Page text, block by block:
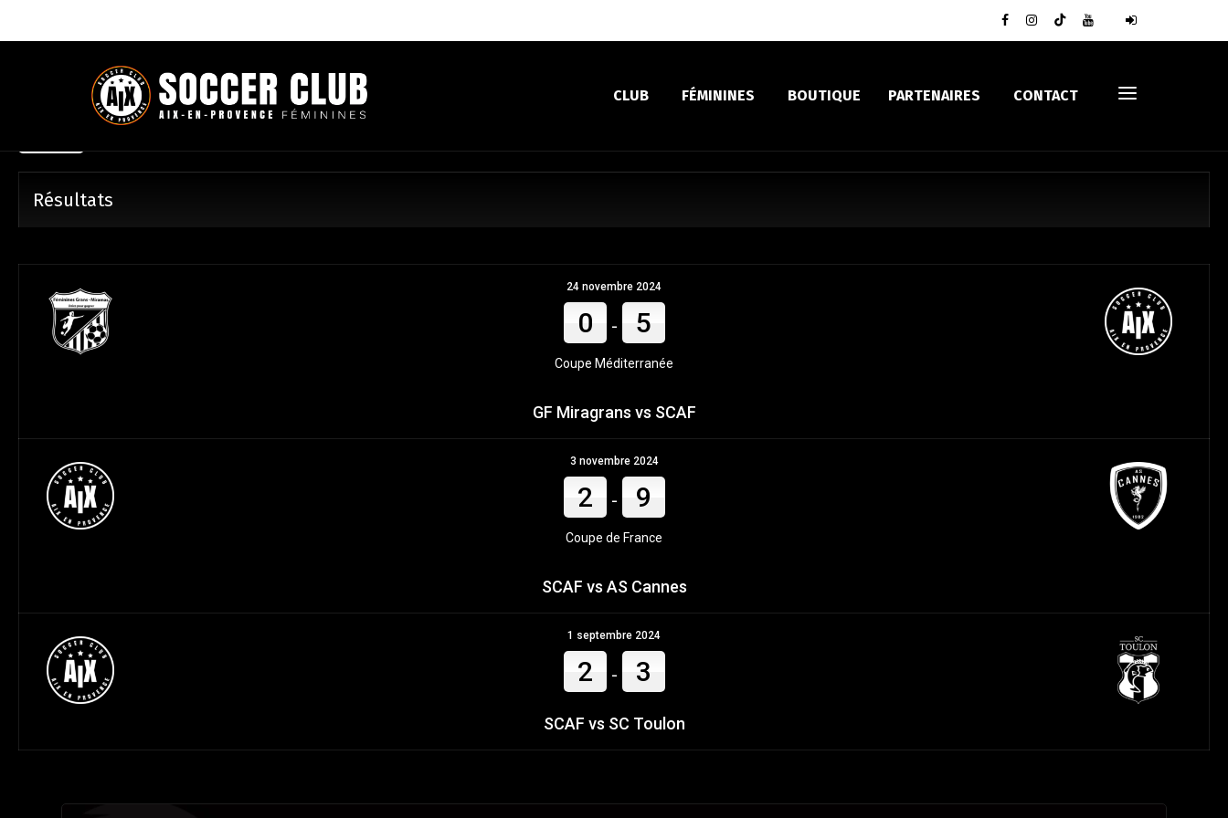
CLUB FÉMININES BOUTIQUE PARTENAIRES CONTACT
Résultats
24 novembre 2024
0 - 5
Coupe Méditerranée
GF Miragrans vs SCAF
3 novembre 2024
2 - 9
Coupe de France
SCAF vs AS Cannes
1 septembre 2024
2 - 3
SCAF vs SC Toulon